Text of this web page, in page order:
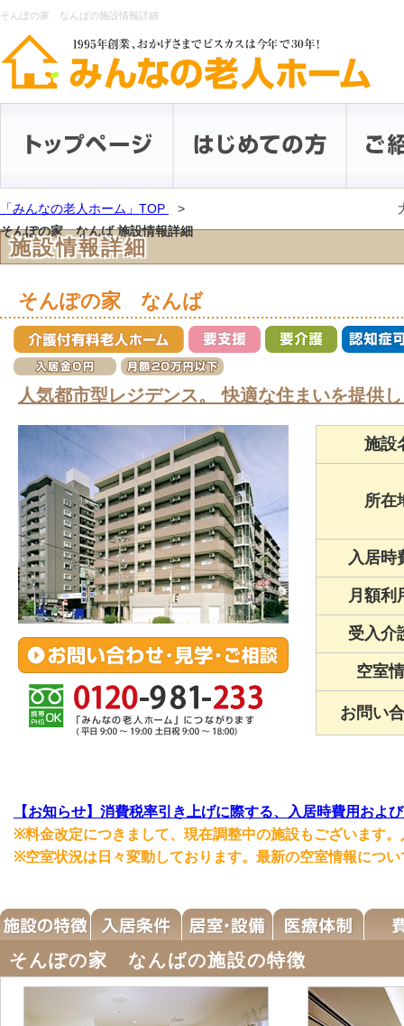
そんぽの家 なんばの施設情報詳細
「みんなの老人ホーム」TOP
そんぽの家 なんば 施設情報詳細
施設情報詳細
そんぽの家 なんば
人気都市型レジデンス。 快適な住まいを提供
施設
所在
入居時
月額利
受入介
空室
お問い
【お知らせ】消費税率引き上げに際する、入居時費用およ
※料金改定につきまして、現在調整中の施設もございます
※空室状況は日々変動しております。最新の空室情報につ
そんぽの家 なんばの施設の特徴